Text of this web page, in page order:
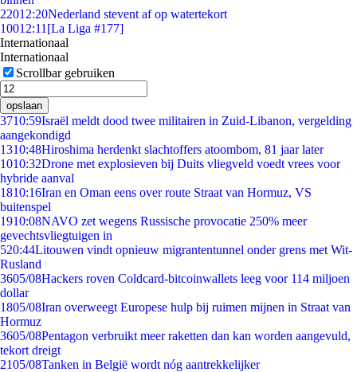
22012:20Nederland stevent af op watertekort
10012:11 [La Liga #177]
Internationaal
Internationaal
Scrollbar gebruiken
opslaan
3710:59Israël meldt dood twee militairen in Zuid-Libanon, vergelding
aangekondigd
1310:48Hiroshima herdenkt slachtoffers atoombom, 81 jaar later
1010:32Drone met explosieven bij Duits vliegveld voedt vrees voor
hybride aanval
1810:16Iran en Oman eens over route Straat van Hormuz, VS
buitenspel
1910:08NAVO zet wegens Russische provocatie 250% meer
gevechtsvliegtuigen in
520:44Litouwen vindt opnieuw migrantentunnel onder grens met Wit-
Rusland
3605/08Hackers roven Coldcard-bitcoinwallets leeg voor 114 miljoen
dollar
1805/08Iran overweegt Europese hulp bij ruimen mijnen in Straat van
Hormuz
3605/08Pentagon verbruikt meer raketten dan kan worden aangevuld,
tekort dreigt
2105/08Tanken in België wordt nóg aantrekkelijker